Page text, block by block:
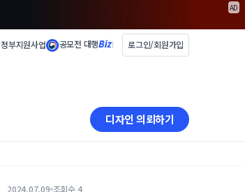
AD
정부지원사업 공모전 대행 로그인/회원가입
디자인 의뢰하기
2024.07.09 조회수 4